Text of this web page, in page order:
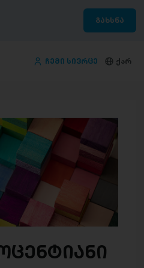
გახსნა
ჩემი სივრცე ქარ